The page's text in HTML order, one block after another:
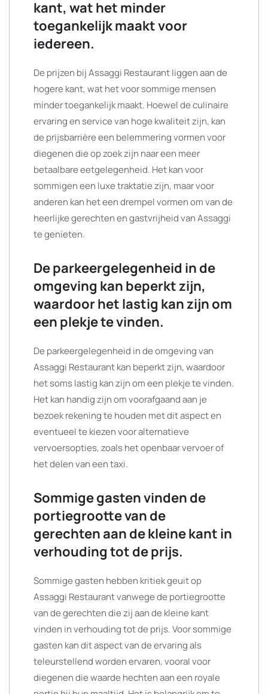
kant, wat het minder
toegankelijk maakt voor
iedereen.
De prijzen bij Assaggi Restaurant liggen aan de
hogere kant, wat het voor sommige mensen
minder toegankelijk maakt. Hoewel de culinaire
ervaring en service van hoge kwaliteit zijn, kan
de prijsbarrière een belemmering vormen voor
diegenen die op zoek zijn naar een meer
betaalbare eetgelegenheid. Het kan voor
sommigen een luxe traktatie zijn, maar voor
anderen kan het een drempel vormen om van de
heerlijke gerechten en gastvrijheid van Assaggi
te genieten.
De parkeergelegenheid in de
omgeving kan beperkt zijn,
waardoor het lastig kan zijn om
een plekje te vinden.
De parkeergelegenheid in de omgeving van
Assaggi Restaurant kan beperkt zijn, waardoor
het soms lastig kan zijn om een plekje te vinden.
Het kan handig zijn om voorafgaand aan je
bezoek rekening te houden met dit aspect en
eventueel te kiezen voor alternatieve
vervoersopties, zoals het openbaar vervoer of
het delen van een taxi.
Sommige gasten vinden de
portiegrootte van de
gerechten aan de kleine kant in
verhouding tot de prijs.
Sommige gasten hebben kritiek geuit op
Assaggi Restaurant vanwege de portiegrootte
van de gerechten die zij aan de kleine kant
vinden in verhouding tot de prijs. Voor sommige
gasten kan dit aspect van de ervaring als
teleurstellend worden ervaren, vooral voor
diegenen die waarde hechten aan een royale